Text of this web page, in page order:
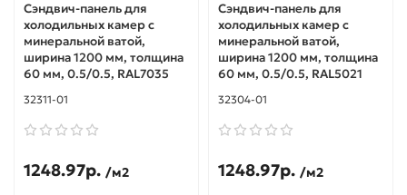
Сэндвич-панель для
холодильных камер с
минеральной ватой,
ширина 1200 мм, толщина
60 мм, 0.5/0.5, RAL7035
32311-01
1248.97р. /м2
Сэндвич-панель для
холодильных камер с
минеральной ватой,
ширина 1200 мм, толщина
60 мм, 0.5/0.5, RAL5021
32304-01
1248.97р. /м2